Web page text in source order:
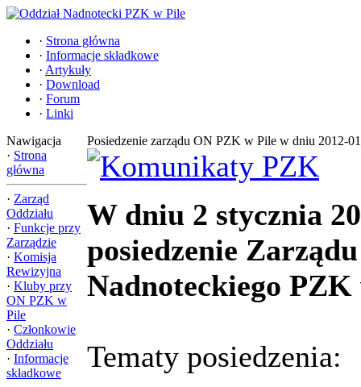
· Strona główna
· Informacje składkowe
· Artykuły
· Download
· Forum
· Linki
Nawigacja
· Strona
główna
· Zarząd
Oddziału
· Funkcje przy
Zarządzie
· Komisja
Rewizyjna
· Kluby przy
ON PZK w
Pile
· Członkowie
Oddziału
· Informacje
składkowe
Posiedzenie zarządu ON PZK w Pile w dniu 2012-
W dniu 2 stycznia
posiedzenie
Nadnoteckiego PZK
Tematy posiedzenia: